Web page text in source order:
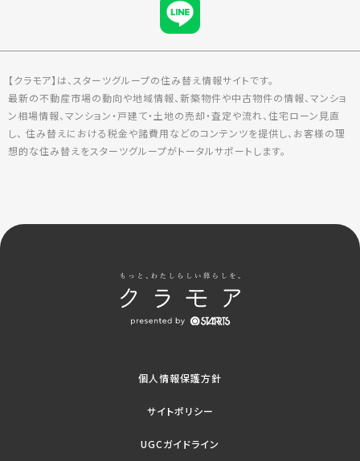
【クラモア】は、スターツグループの住み替え情報サイトです。
最新の不動産市場の動向や地域情報、新築物件や中古物件の情報、マンショ
ン相場情報、マンション・戸建て・土地の売却・査定や流れ、住宅ローン見直
し、 住み替えにおける税金や諸費用などのコンテンツを提供し、お客様の理
想的な住み替えをスターツグループがトータルサポートします。
個人情報保護方針
サイトポリシー
UGCガイドライン